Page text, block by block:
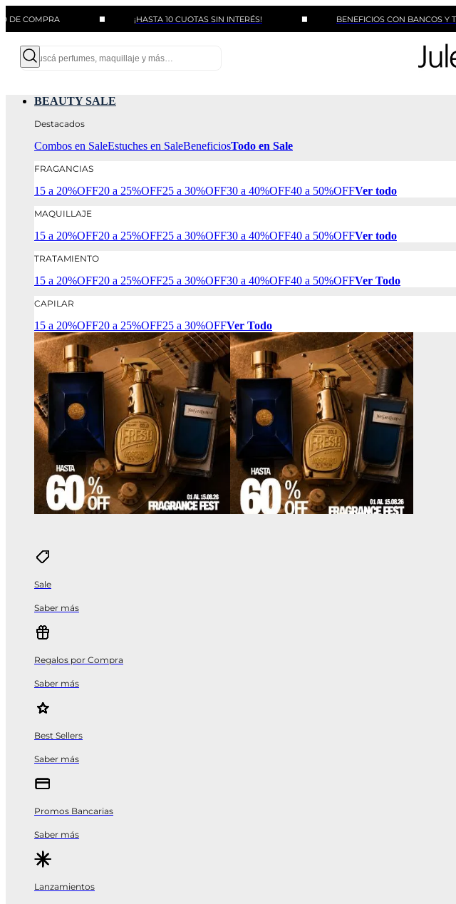
¡HASTA 10 CUOTAS SIN INTERÉS! BENEFICIOS CON BANCOS Y TARJETAS
BEAUTY SALE
Destacados
Combos en SaleEstuches en SaleBeneficiosTodo en Sale
FRAGANCIAS
15 a 20%OFF20 a 25%OFF25 a 30%OFF30 a 40%OFF40 a 50%OFFVer todo
MAQUILLAJE
15 a 20%OFF20 a 25%OFF25 a 30%OFF30 a 40%OFF40 a 50%OFFVer todo
TRATAMIENTO
15 a 20%OFF20 a 25%OFF25 a 30%OFF30 a 40%OFF40 a 50%OFFVer Todo
CAPILAR
15 a 20%OFF20 a 25%OFF25 a 30%OFFVer Todo
Sale
Saber más
Regalos por Compra
Saber más
Best Sellers
Saber más
Promos Bancarias
Saber más
Lanzamientos